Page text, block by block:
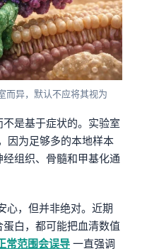
而异，默认不应将其视为
是基于症状的。实验室
因为足够多的本地样本
组织、骨髓和甲基化通
心，但并非绝对。近期
白，都可能把血清数值
常范围会误导 一直强调